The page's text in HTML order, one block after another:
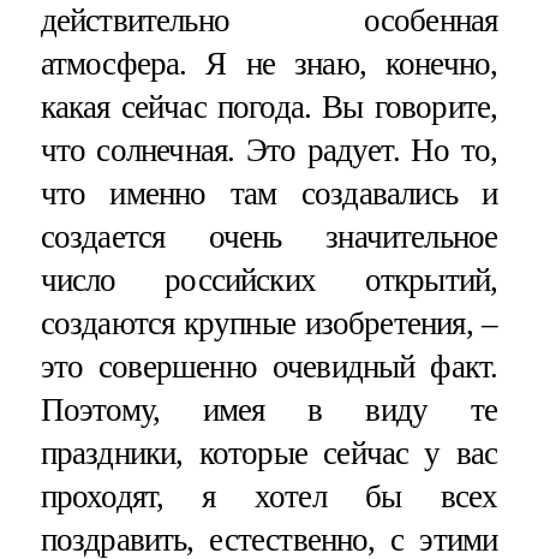
действительно особенная
атмосфера. Я не знаю, конечно,
какая сейчас погода. Вы говорите,
что солнечная. Это радует. Но то,
что именно там создавались и
создается очень значительное
число российских открытий,
создаются крупные изобретения, –
это совершенно очевидный факт.
Поэтому, имея в виду те
праздники, которые сейчас у вас
проходят, я хотел бы всех
поздравить, естественно, с этими